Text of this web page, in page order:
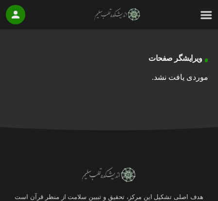
ویرایشگر صفحات
موردی یافت نشد.
هدف اصلی تشکیل این مرکز، تحقیق و تبیین سلامت از منظر قرآن است